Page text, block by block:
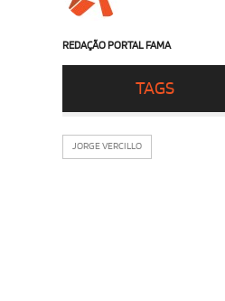
REDAÇÃO PORTAL FAMA
TAGS
JORGE VERCILLO